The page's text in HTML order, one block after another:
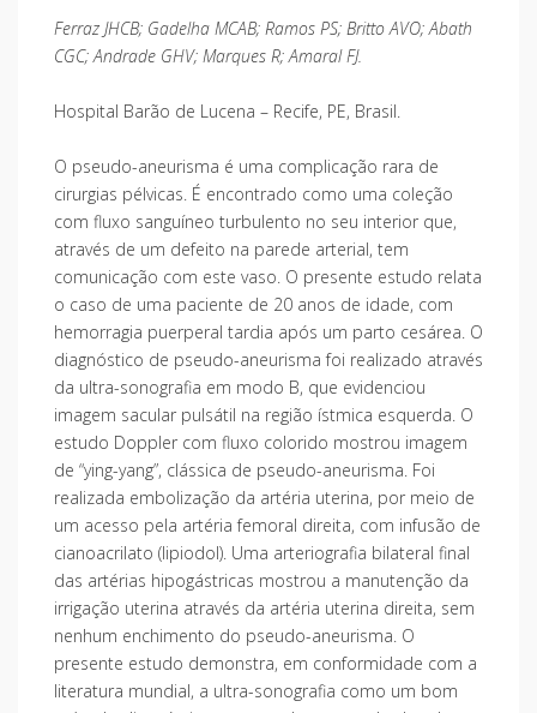
Ferraz JHCB; Gadelha MCAB; Ramos PS; Britto AVO; Abath
CGC; Andrade GHV; Marques R; Amaral FJ.
Hospital Barão de Lucena – Recife, PE, Brasil.
O pseudo-aneurisma é uma complicação rara de
cirurgias pélvicas. É encontrado como uma coleção
com fluxo sanguíneo turbulento no seu interior que,
através de um defeito na parede arterial, tem
comunicação com este vaso. O presente estudo relata
o caso de uma paciente de 20 anos de idade, com
hemorragia puerperal tardia após um parto cesárea. O
diagnóstico de pseudo-aneurisma foi realizado através
da ultra-sonografia em modo B, que evidenciou
imagem sacular pulsátil na região ístmica esquerda. O
estudo Doppler com fluxo colorido mostrou imagem
de “ying-yang”, clássica de pseudo-aneurisma. Foi
realizada embolização da artéria uterina, por meio de
um acesso pela artéria femoral direita, com infusão de
cianoacrilato (lipiodol). Uma arteriografia bilateral final
das artérias hipogástricas mostrou a manutenção da
irrigação uterina através da artéria uterina direita, sem
nenhum enchimento do pseudo-aneurisma. O
presente estudo demonstra, em conformidade com a
literatura mundial, a ultra-sonografia como um bom